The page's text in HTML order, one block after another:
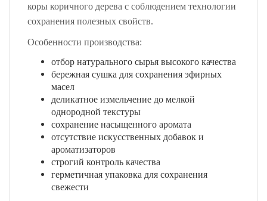
коры коричного дерева с соблюдением технологии
сохранения полезных свойств.
Особенности производства:
отбор натурального сырья высокого качества
бережная сушка для сохранения эфирных
масел
деликатное измельчение до мелкой
однородной текстуры
сохранение насыщенного аромата
отсутствие искусственных добавок и
ароматизаторов
строгий контроль качества
герметичная упаковка для сохранения
свежести